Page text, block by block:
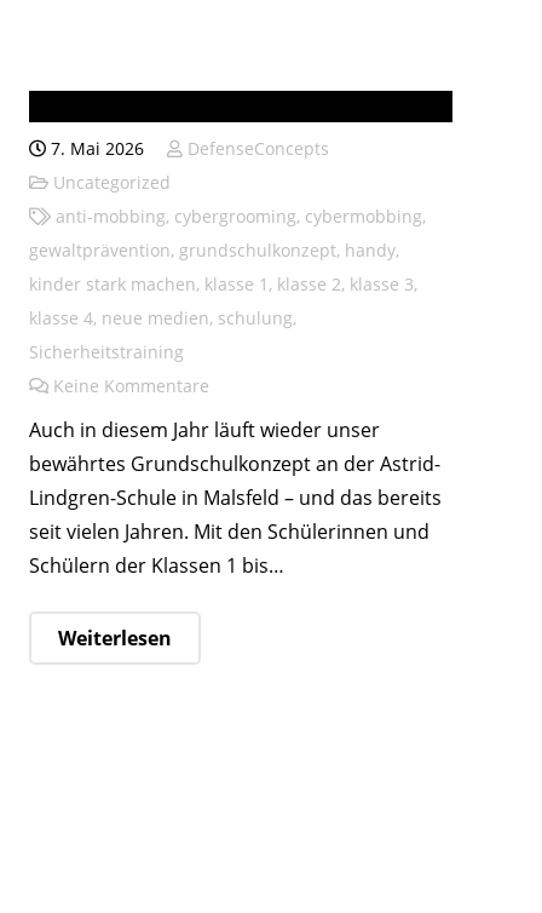
7. Mai 2026
DefenseConcepts
Uncategorized
anti-mobbing, cybergrooming, cybermobbing,
gewaltprävention, grundschulkonzept, handy,
kinder stark machen, klasse 1 , klasse 2, klasse 3,
klasse 4, neue medien, schulung,
Sicherheitstraining
Keine Kommentare
Auch in diesem Jahr läuft wieder unser
bewährtes Grundschulkonzept an der Astrid-
Lindgren-Schule in Malsfeld – und das bereits
seit vielen Jahren. Mit den Schülerinnen und
Schülern der Klassen 1 bis…
Weiterlesen